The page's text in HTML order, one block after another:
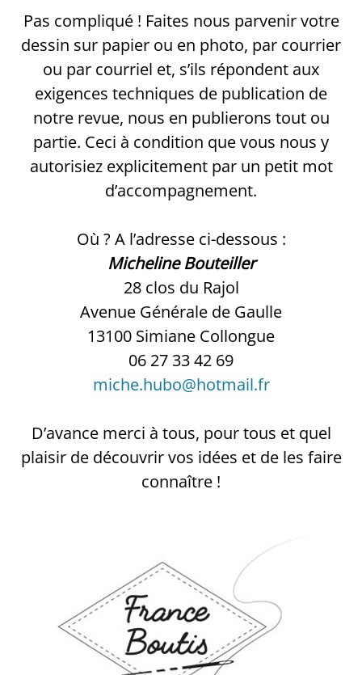
Pas compliqué ! Faites nous parvenir votre
dessin sur papier ou en photo, par courrier
ou par courriel et, s’ils répondent aux
exigences techniques de publication de
notre revue, nous en publierons tout ou
partie. Ceci à condition que vous nous y
autorisiez explicitement par un petit mot
d’accompagnement.
Où ? A l’adresse ci-dessous :
Micheline Bouteiller
28 clos du Rajol
Avenue Générale de Gaulle
13100 Simiane Collongue
06 27 33 42 69
miche.hubo@hotmail.fr
D’avance merci à tous, pour tous et quel
plaisir de découvrir vos idées et de les faire
connaître !